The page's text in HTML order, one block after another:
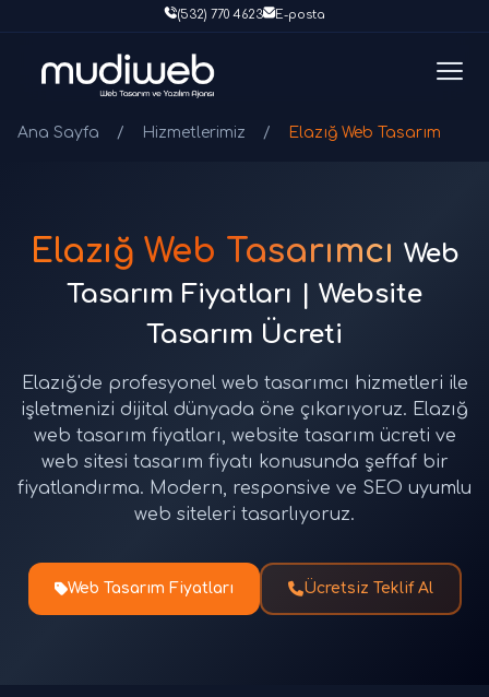
(532) 770 4623 E-posta
Ana Sayfa / Hizmetlerimiz / Elazığ Web Tasarım
Elazığ Web Tasarımcı Web
Tasarım Fiyatları | Website
Tasarım Ücreti
Elazığ'de profesyonel web tasarımcı hizmetleri ile
işletmenizi dijital dünyada öne çıkarıyoruz. Elazığ
web tasarım fiyatları, website tasarım ücreti ve
web sitesi tasarım fiyatı konusunda şeffaf bir
fiyatlandırma. Modern, responsive ve SEO uyumlu
web siteleri tasarlıyoruz.
Web Tasarım Fiyatları Ücretsiz Teklif Al